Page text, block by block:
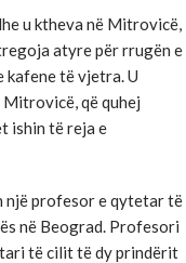
u ktheva në Mitrovicë,
atyre për rrugën e
kafene të vjetra. U
Mitrovicë, që quhej
ishin të reja e
një profesor e qytetar të
në Beograd. Profesori
të cilit të dy prindërit